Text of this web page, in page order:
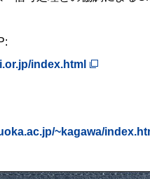
index.html
~kagawa/